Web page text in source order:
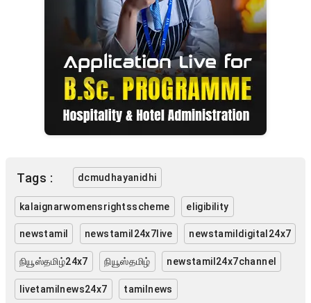
Tags : dcmudhayanidhi
kalaignarwomensrightsscheme eligibility
newstamil newstamil24x7live newstamildigital24x7
நியூஸ்தமிழ்24x7 நியூஸ்தமிழ் newstamil24x7channel
livetamilnews24x7 tamilnews